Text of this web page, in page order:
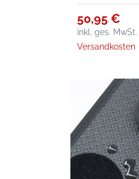
50,95 €
inkl. ges. MwSt.
Versandkosten